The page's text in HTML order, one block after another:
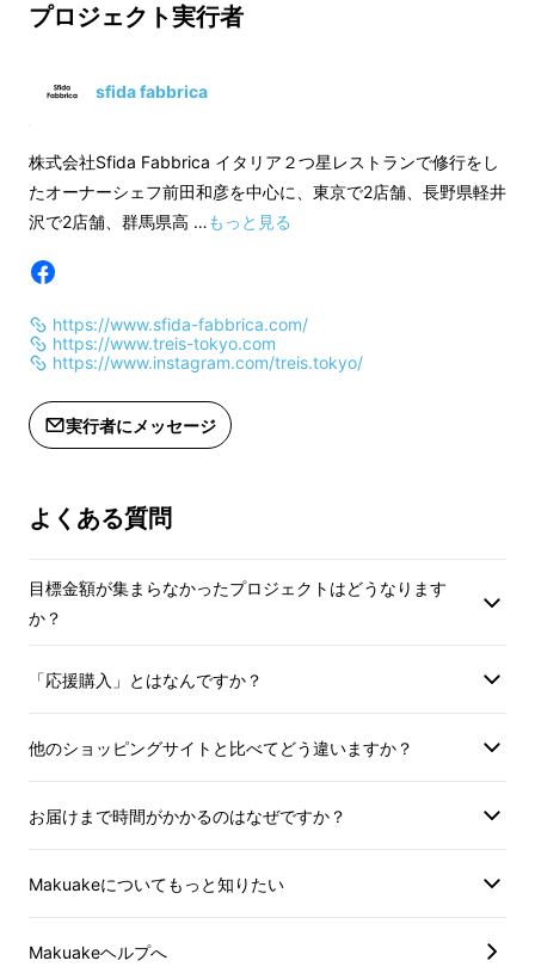
ける限定会員権もご用意いたしました。
会員権について
通常販売はBASIC会員権のみの販売ですが、
様々なご要望を思案した結果、MAKUAKE会員
様専用にLIGHT、SILVER、GOLD、
合、BASIC会員権（通常年会費12万円）のみ
のご提供となります。
支援いただくコースによって、お楽しみいただ
ける内容が大きく異なります。詳しくは早見表
・有効期限はオープン2020年4月1日よ
いただきます。
・完全予約制のため、ご利用前にご予
約が必要となります。
・ディナータイムまたはランチタイム
でのご利用となります。（ランチタイ
・2020年4月1日から通常営業を開始予
定です。
ンのコース料理25,000円のみの提供と
なります。
す。
ご予約に関してや店舗情報などの詳細
ていただきますので、ご確認をよろし
くお願いいたします。
【その他】
ただけます。
ださい。
効とさせていただきます。（Makuake
更新費無料とさせていただきます。）
なります。
・VIP ROOMのご
セル料をいただき
効とさせていただ
更新費無料とさせ
・当店が営業困難
・当店の表示価格
プロジェクト実行者
sfida fabbrica
株式会社Sfida Fabbrica イタリア２つ星レストランで修行をし
たオーナーシェフ前田和彦を中心に、東京で2店舗、長野県軽井
沢で2店舗、群馬県高 …もっと見る
https://www.sfida-fabbrica.com/
https://www.treis-tokyo.com
https://www.instagram.com/treis.tokyo/
実行者にメッセージ
よくある質問
目標金額が集まらなかったプロジェクトはどうなります
か？
「応援購入」とはなんですか？
他のショッピングサイトと比べてどう違いますか？
お届けまで時間がかかるのはなぜですか？
Makuakeについてもっと知りたい
Makuakeヘルプへ